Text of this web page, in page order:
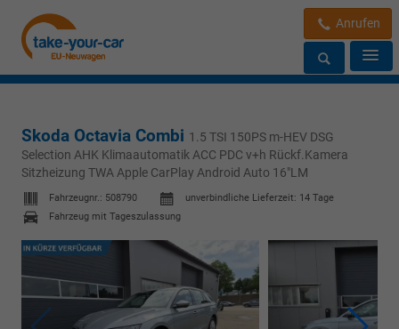
Anrufen
Skoda Octavia Combi 1.5 TSI 150PS m-HEV DSG
Selection AHK Klimaautomatik ACC PDC v+h Rückf.Kamera
Sitzheizung TWA Apple CarPlay Android Auto 16"LM
Fahrzeugnr.: 508790 unverbindliche Lieferzeit: 14 Tage
Fahrzeug mit Tageszulassung